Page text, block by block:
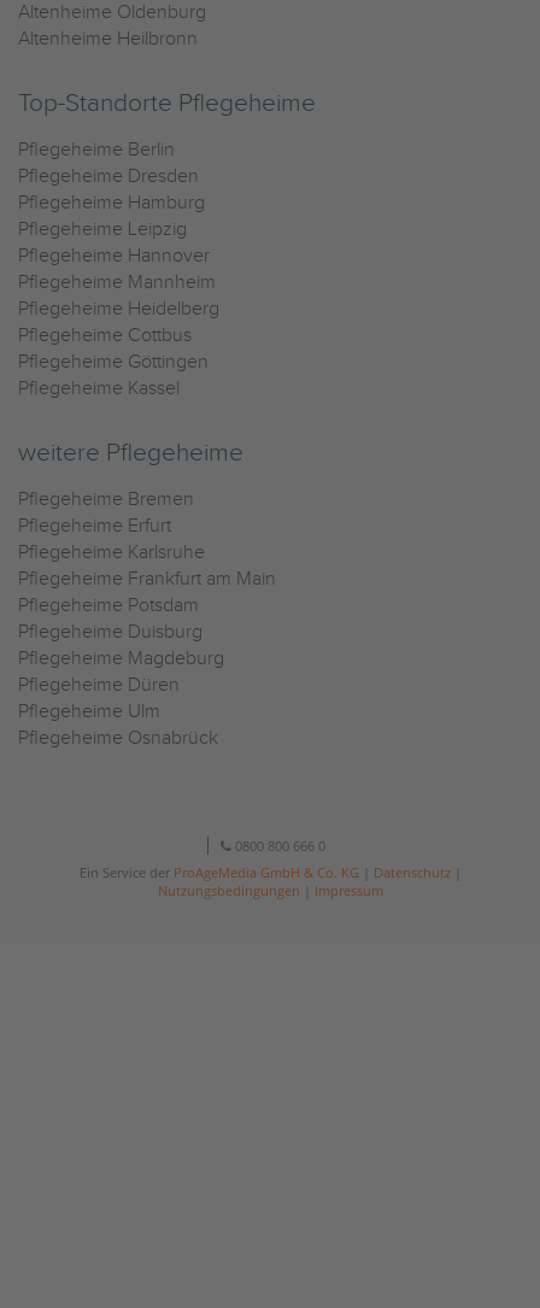
Altenheime Oldenburg
Altenheime Heilbronn
Top-Standorte Pflegeheime
Pflegeheime Berlin
Pflegeheime Dresden
Pflegeheime Hamburg
Pflegeheime Leipzig
Pflegeheime Hannover
Pflegeheime Mannheim
Pflegeheime Heidelberg
Pflegeheime Cottbus
Pflegeheime Göttingen
Pflegeheime Kassel
weitere Pflegeheime
Pflegeheime Bremen
Pflegeheime Erfurt
Pflegeheime Karlsruhe
Pflegeheime Frankfurt am Main
Pflegeheime Potsdam
Pflegeheime Duisburg
Pflegeheime Magdeburg
Pflegeheime Düren
Pflegeheime Ulm
Pflegeheime Osnabrück
0800 800 666 0
Ein Service der ProAgeMedia GmbH & Co. KG Datenschutz|
Nutzungsbedingungen
Impressum